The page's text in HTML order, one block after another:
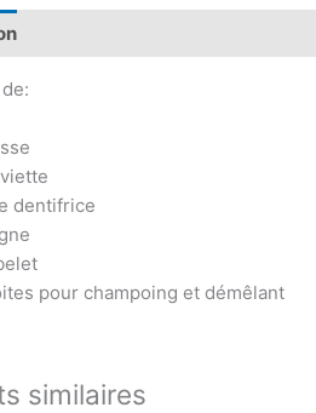
dentifrice
pour champoing et démêlant
similaires